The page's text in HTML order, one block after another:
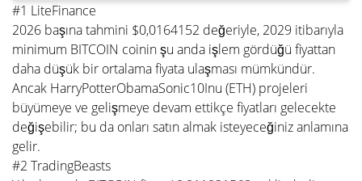
#1 LiteFinance
2026 başına tahmini $0,0164152 değeriyle, 2029 itibarıyla
minimum BITCOIN coinin şu anda işlem gördüğü fiyattan
daha düşük bir ortalama fiyata ulaşması mümkündür.
Ancak HarryPotterObamaSonic10Inu (ETH) projeleri
büyümeye ve gelişmeye devam ettikçe fiyatları gelecekte
değişebilir; bu da onları satın almak isteyeceğiniz anlamına
gelir.
#2 TradingBeasts